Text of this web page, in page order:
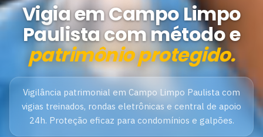
Vigia em Campo Limpo
Paulista com método e
patrimônio protegido.
Vigilância patrimonial em Campo Limpo Paulista com
vigias treinados, rondas eletrônicas e central de apoio
24h. Proteção eficaz para condomínios e galpões.